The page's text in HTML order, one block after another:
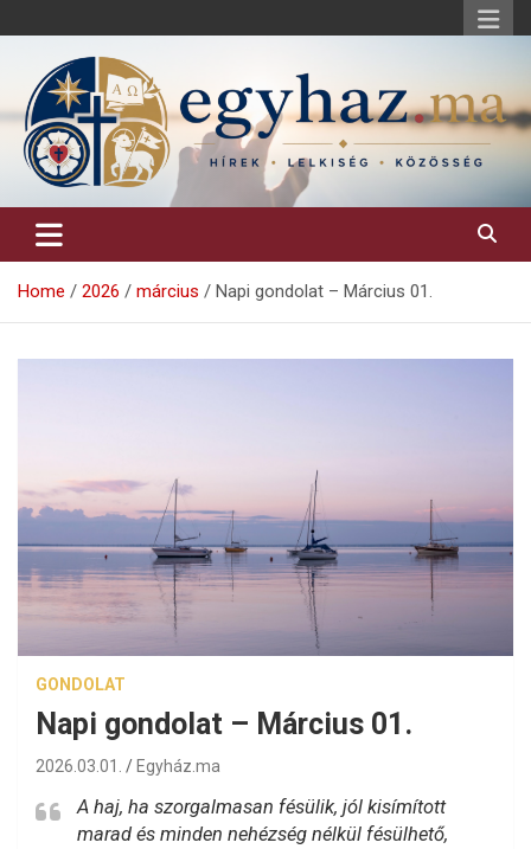
to
egyhaz.ma
Keresztény hírek, elemzések, építő jellegű kritikai írások.
Home 2026 március Napi gondolat – Március 01.
GONDOLAT
Napi gondolat – Március 01.
2026.03.01. Egyház.ma
A haj, ha szorgalmasan fésülik, jól kisímított
marad és minden nehézség nélkül fésülhető,